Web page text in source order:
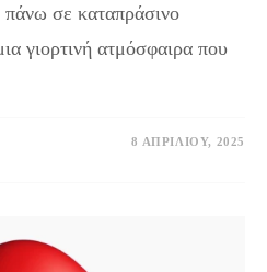
σε καταπράσινο
γιορτινή ατμόσφαιρα που
8 ΑΠΡΙΛΊΟΥ, 2025